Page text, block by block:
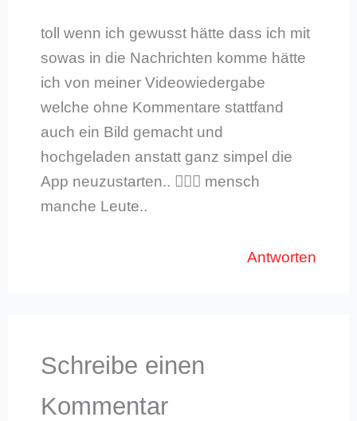
toll wenn ich gewusst hätte dass ich mit
sowas in die Nachrichten komme hätte
ich von meiner Videowiedergabe
welche ohne Kommentare stattfand
auch ein Bild gemacht und
hochgeladen anstatt ganz simpel die
App neuzustarten.. 🤦🏼‍♂️ mensch
manche Leute..
Antworten
Schreibe einen
Kommentar